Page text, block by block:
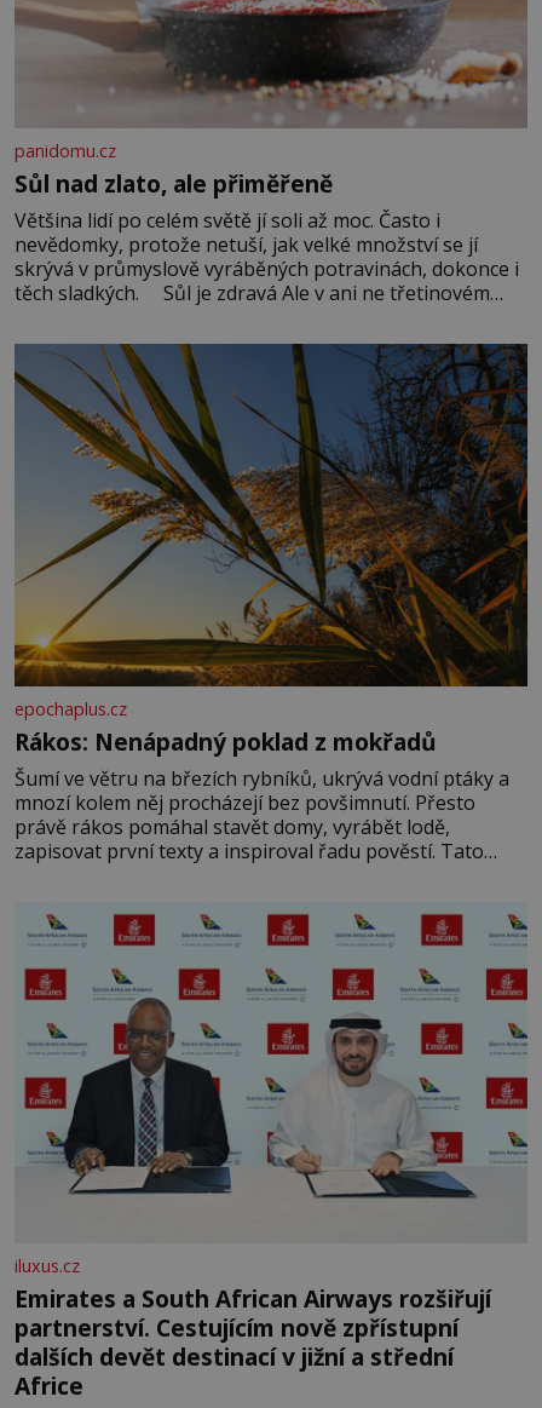
panidomu.cz
Sůl nad zlato, ale přiměřeně
Většina lidí po celém světě jí soli až moc. Často i
nevědomky, protože netuší, jak velké množství se jí
skrývá v průmyslově vyráběných potravinách, dokonce i
těch sladkých. Sůl je zdravá Ale v ani ne třetinovém
základní složky– sodík a chlór – jsou zásadní pro
správné hospodaření
epochaplus.cz
Rákos: Nenápadný poklad z mokřadů
Šumí ve větru na březích rybníků, ukrývá vodní ptáky a
mnozí kolem něj procházejí bez povšimnutí. Přesto
právě rákos pomáhal stavět domy, vyrábět lodě,
zapisovat první texty a inspiroval řadu pověstí. Tato
letního koupání. Stačí se však podívat
iluxus.cz
Emirates a South African Airways rozšiřují
partnerství. Cestujícím nově zpřístupní
dalších devět destinací v jižní a střední
Africe